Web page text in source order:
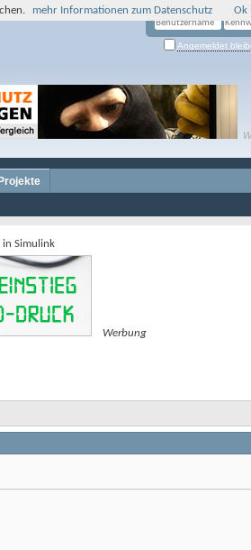
Angemeldet
Simulink
Werbung
mehr Informationen zum Datenschutz Ok